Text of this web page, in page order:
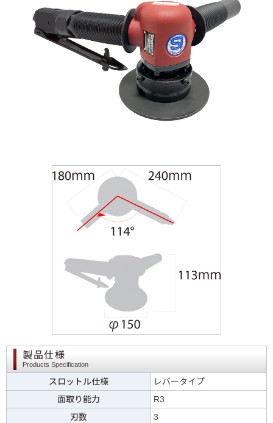
製品仕様
Products Specification
スロットル仕様
レバータイプ
面取り能力
R3
刃数
3